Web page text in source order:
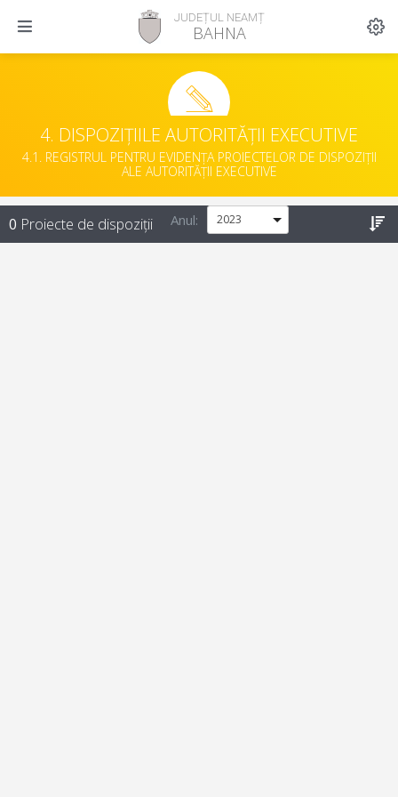
JUDEȚUL NEAMȚ
BAHNA
4. DISPOZIȚIILE AUTORITĂȚII EXECUTIVE
4.1. REGISTRUL PENTRU EVIDENȚA PROIECTELOR DE DISPOZIȚII
ALE AUTORITĂȚII EXECUTIVE
0 Proiecte de dispoziții Anul: